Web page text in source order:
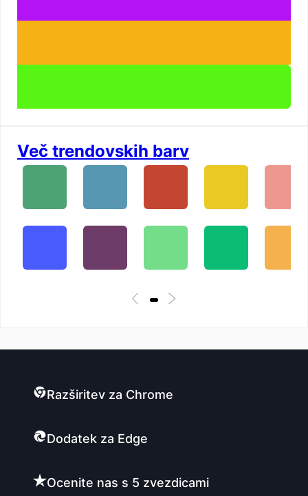
Več trendovskih barv
Razširitev za Chrome
Dodatek za Edge
Ocenite nas s 5 zvezdicami